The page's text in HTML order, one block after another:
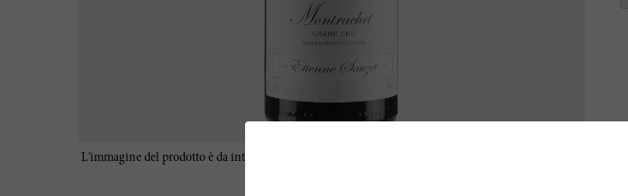
L'immagine del prodotto è da intendersi a scopo illustrativo e potrebbe non rispecchiare esattamente